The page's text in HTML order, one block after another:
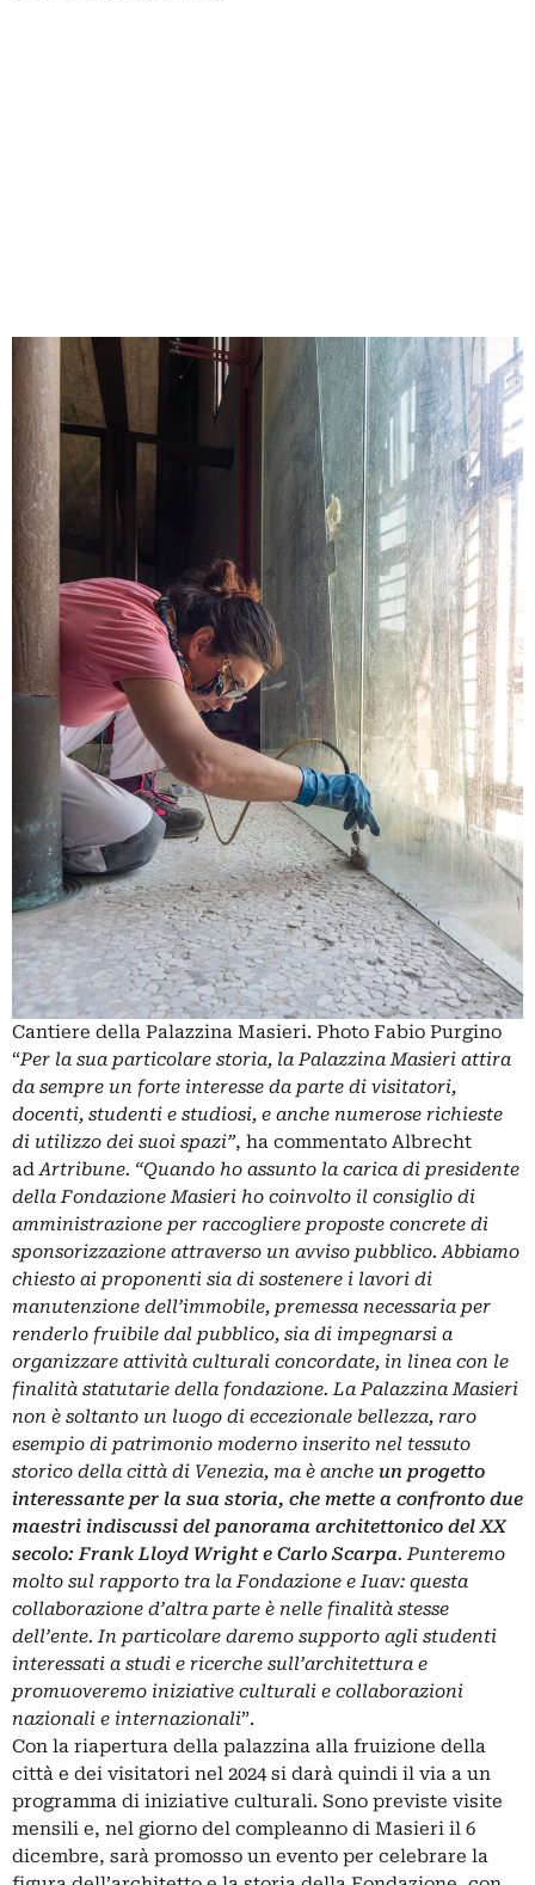
Cantiere della Palazzina Masieri. Photo Fabio Purgino
“Per la sua particolare storia, la Palazzina Masieri attira
da sempre un forte interesse da parte di visitatori,
docenti, studenti e studiosi, e anche numerose richieste
di utilizzo dei suoi spazi”, ha commentato Albrecht
ad Artribune. “Quando ho assunto la carica di presidente
della Fondazione Masieri ho coinvolto il consiglio di
amministrazione per raccogliere proposte concrete di
sponsorizzazione attraverso un avviso pubblico. Abbiamo
chiesto ai proponenti sia di sostenere i lavori di
manutenzione dell’immobile, premessa necessaria per
renderlo fruibile dal pubblico, sia di impegnarsi a
organizzare attività culturali concordate, in linea con le
finalità statutarie della fondazione. La Palazzina Masieri
non è soltanto un luogo di eccezionale bellezza, raro
esempio di patrimonio moderno inserito nel tessuto
storico della città di Venezia, ma è anche un progetto
interessante per la sua storia, che mette a confronto due
maestri indiscussi del panorama architettonico del XX
secolo: Frank Lloyd Wright e Carlo Scarpa. Punteremo
molto sul rapporto tra la Fondazione e Iuav: questa
collaborazione d’altra parte è nelle finalità stesse
dell’ente. In particolare daremo supporto agli studenti
interessati a studi e ricerche sull’architettura e
promuoveremo iniziative culturali e collaborazioni
nazionali e internazionali”.
Con la riapertura della palazzina alla fruizione della
città e dei visitatori nel 2024 si darà quindi il via a un
programma di iniziative culturali. Sono previste visite
mensili e, nel giorno del compleanno di Masieri il 6
dicembre, sarà promosso un evento per celebrare la